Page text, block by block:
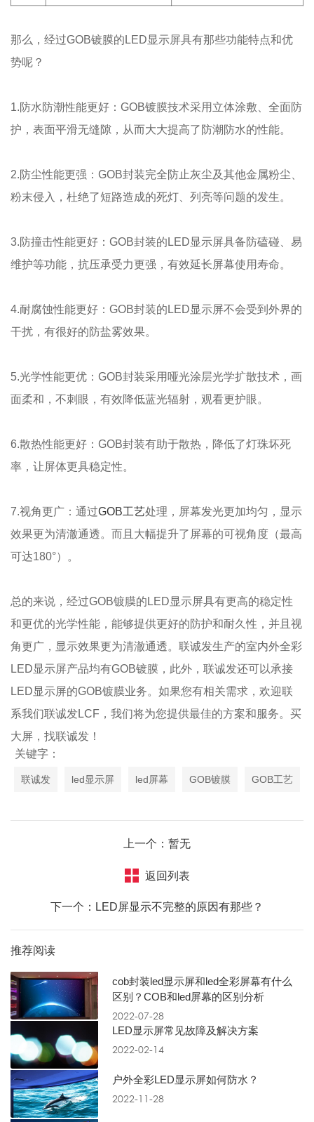
那么，经过GOB镀膜的LED显示屏具有那些功能特点和优
势呢？
1.防水防潮性能更好：GOB镀膜技术采用立体涂敷、全面防
护，表面平滑无缝隙，从而大大提高了防潮防水的性能。
2.防尘性能更强：GOB封装完全防止灰尘及其他金属粉尘、
粉末侵入，杜绝了短路造成的死灯、列亮等问题的发生。
3.防撞击性能更好：GOB封装的LED显示屏具备防磕碰、易
维护等功能，抗压承受力更强，有效延长屏幕使用寿命。
4.耐腐蚀性能更好：GOB封装的LED显示屏不会受到外界的
干扰，有很好的防盐雾效果。
5.光学性能更优：GOB封装采用哑光涂层光学扩散技术，画
面柔和，不刺眼，有效降低蓝光辐射，观看更护眼。
6.散热性能更好：GOB封装有助于散热，降低了灯珠坏死
率，让屏体更具稳定性。
7.视角更广：通过GOB工艺处理，屏幕发光更加均匀，显示
效果更为清澈通透。而且大幅提升了屏幕的可视角度（最高
可达180°）。
总的来说，经过GOB镀膜的LED显示屏具有更高的稳定性
和更优的光学性能，能够提供更好的防护和耐久性，并且视
角更广，显示效果更为清澈通透。联诚发生产的室内外全彩
LED显示屏产品均有GOB镀膜，此外，联诚发还可以承接
LED显示屏的GOB镀膜业务。如果您有相关需求，欢迎联
系我们联诚发LCF，我们将为您提供最佳的方案和服务。买
大屏，找联诚发！
关键字：
联诚发 led显示屏 led屏幕 GOB镀膜 GOB工艺
上一个：暂无
返回列表
下一个：LED屏显示不完整的原因有那些？
推荐阅读
cob封装led显示屏和led全彩屏幕有什么
区别？COB和led屏幕的区别分析
2022-07-28
LED显示屏常见故障及解决方案
2022-02-14
户外全彩LED显示屏如何防水？
2022-11-28